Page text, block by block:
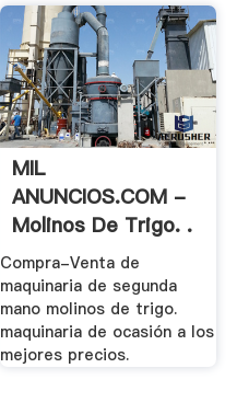
MIL
ANUNCIOS.COM -
Molinos De Trigo. .
Compra-Venta de
maquinaria de segunda
mano molinos de trigo.
maquinaria de ocasión a los
mejores precios.